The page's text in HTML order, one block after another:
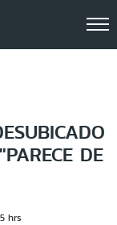
DE
hrs